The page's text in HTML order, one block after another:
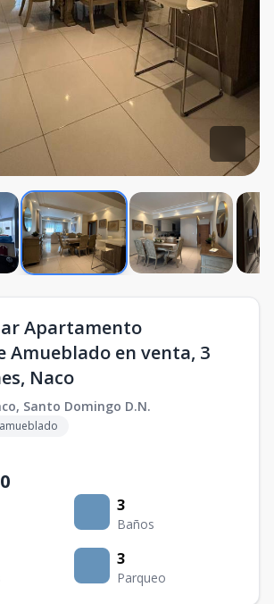
Apartamento
en venta, 3
Naco
, Santo Domingo D.N.
3
Baños
3
Parqueo